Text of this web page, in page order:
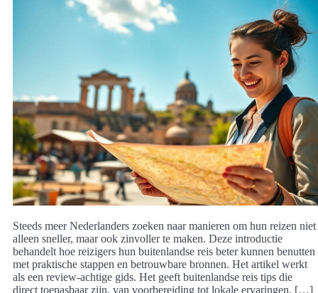
Steeds meer Nederlanders zoeken naar manieren om hun reizen niet
alleen sneller, maar ook zinvoller te maken. Deze introductie
behandelt hoe reizigers hun buitenlandse reis beter kunnen benutten
met praktische stappen en betrouwbare bronnen. Het artikel werkt
als een review-achtige gids. Het geeft buitenlandse reis tips die
direct toepasbaar zijn, van voorbereiding tot lokale ervaringen. […]